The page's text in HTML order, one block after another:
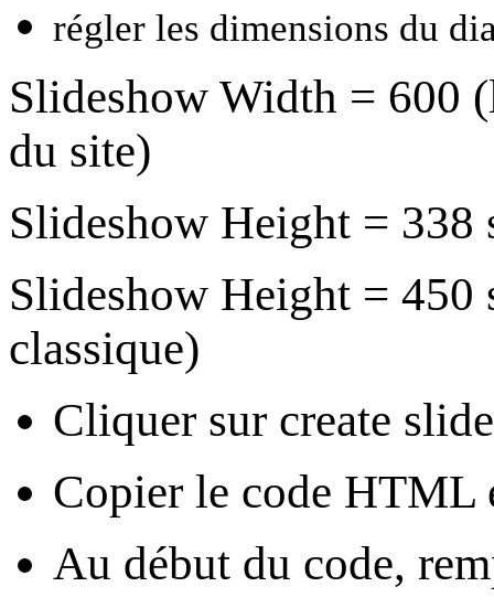
régler les dimensions du
Slideshow Width = 600
du site)
Slideshow Height = 338
Slideshow Height = 450
classique)
Cliquer sur create
Copier le code HTML
Au début du code,